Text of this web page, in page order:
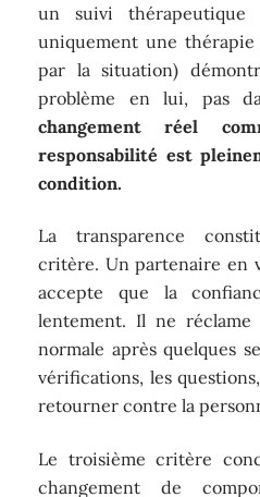
un suivi
uniquement une
par la situation)
problème en lui, pas
changement réel
responsabilité est
condition.
La transparence
critère. Un partenaire en
accepte que la
lentement. Il ne
normale après quelques
vérifications, les
retourner contre la
Le troisième critère
changement de